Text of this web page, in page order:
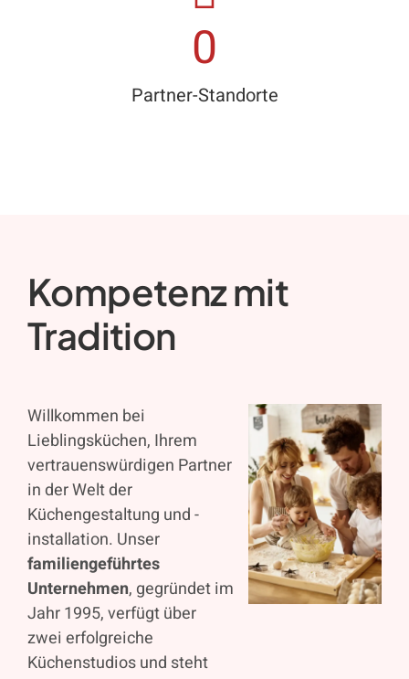
0
Partner-Standorte
Kompetenz mit
Tradition
Willkommen bei
Lieblingsküchen, Ihrem
vertrauenswürdigen Partner
in der Welt der
Küchengestaltung und -
installation. Unser
familiengeführtes
Unternehmen, gegründet im
Jahr 1995, verfügt über
zwei erfolgreiche
Küchenstudios und steht